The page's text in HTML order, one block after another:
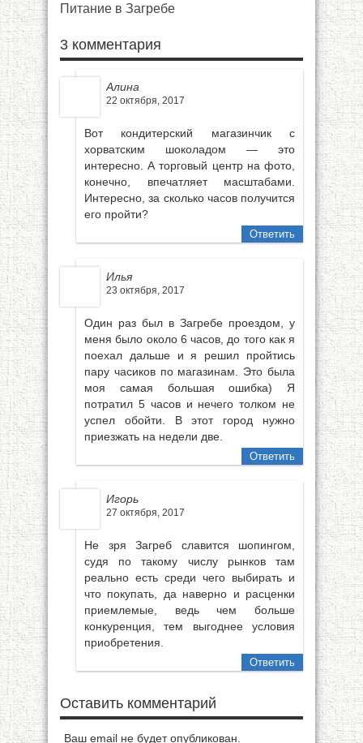
Питание в Загребе
3 комментария
Алина
22 октября, 2017
Вот кондитерский магазинчик с
хорватским шоколадом — это
интересно. А торговый центр на фото,
конечно, впечатляет масштабами.
Интересно, за сколько часов получится
его пройти?
Ответить
Илья
23 октября, 2017
Один раз был в Загребе проездом, у
меня было около 6 часов, до того как я
поехал дальше и я решил пройтись
пару часиков по магазинам. Это была
моя самая большая ошибка) Я
потратил 5 часов и нечего толком не
успел обойти. В этот город нужно
приезжать на недели две.
Ответить
Игорь
27 октября, 2017
Не зря Загреб славится шопингом,
судя по такому числу рынков там
реально есть среди чего выбирать и
что покупать, да наверно и расценки
приемлемые, ведь чем больше
конкуренция, тем выгоднее условия
приобретения.
Ответить
Оставить комментарий
Ваш email не будет опубликован.